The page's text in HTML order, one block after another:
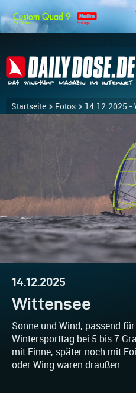
Startseite Fotos 14.12.2025 -
14.12.2025
Wittensee
Sonne und Wind, passend
Wintersporttag bei 5 bis 7
mit Finne, später noch mit
oder Wing waren draußen.